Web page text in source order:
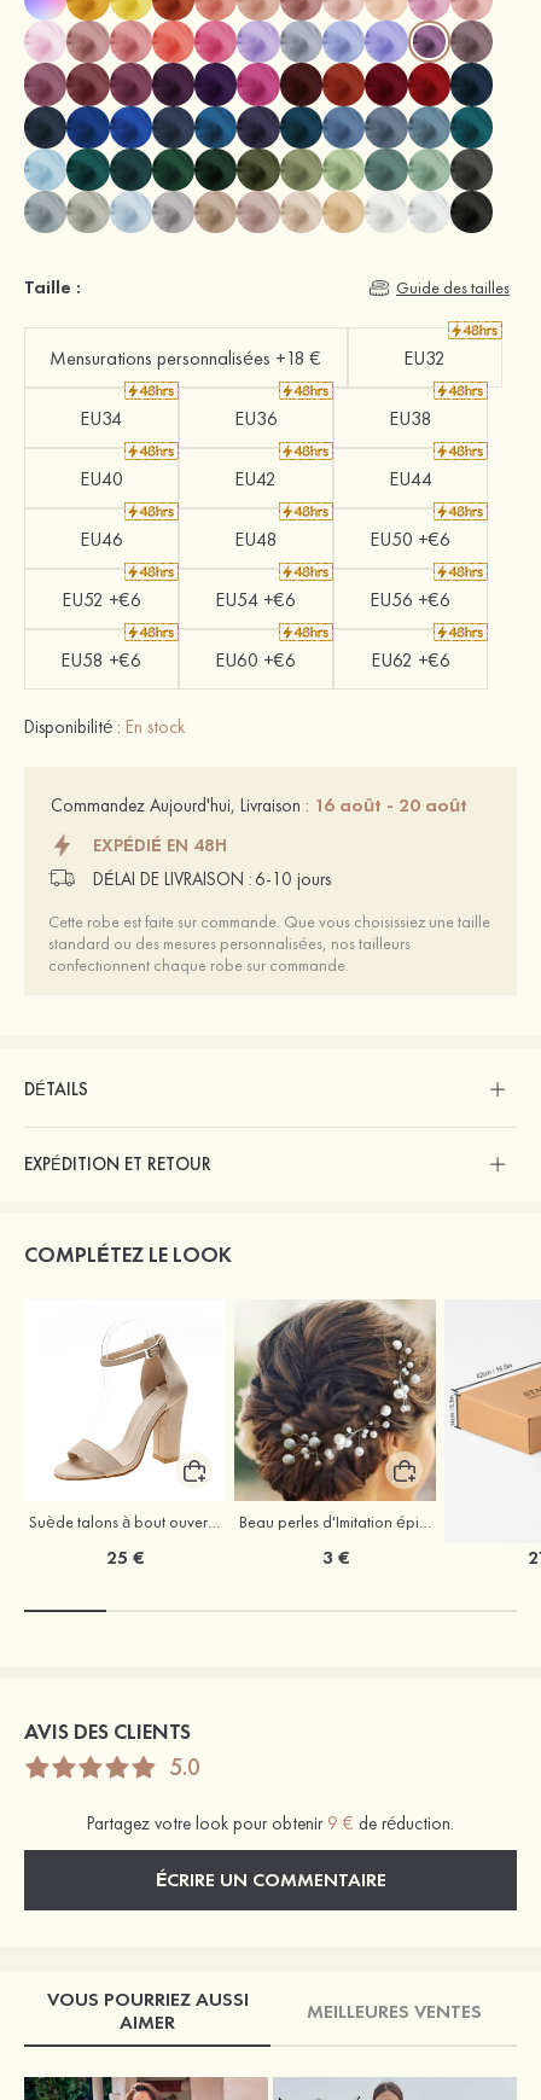
Taille : Guide des tailles
Mensurations personnalisées +18 € EU32
EU34 EU36 EU38
EU40 EU42 EU44
EU46 EU48 EU50 +€6
EU52 +€6 EU54 +€6 EU56 +€6
EU58 +€6 EU60 +€6 EU62 +€6
Disponibilité : En stock
Commandez Aujourd'hui, Livraison : 16 août - 20 août
EXPÉDIÉ EN 48H
DÉLAI DE LIVRAISON : 6-10 jours
Cette robe est faite sur commande. Que vous choisissiez une taille
standard ou des mesures personnalisées, nos tailleurs
confectionnent chaque robe sur commande.
DÉTAILS
EXPÉDITION ET RETOUR
COMPLÉTEZ LE LOOK
Suède talons à bout ouvert sandales talon bottier chaussures pour les soirées
25 €
Beau perles d'Imitation épingles à cheveux coiffe
3 €
AVIS DES CLIENTS
5.0
Partagez votre look pour obtenir 9 € de réduction.
ÉCRIRE UN COMMENTAIRE
VOUS POURRIEZ AUSSI
AIMER
MEILLEURES VENTES